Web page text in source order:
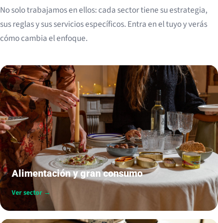
No solo trabajamos en ellos: cada sector tiene su estrategia,
sus reglas y sus servicios específicos. Entra en el tuyo y verás
cómo cambia el enfoque.
Alimentación y gran consumo
Ver sector →